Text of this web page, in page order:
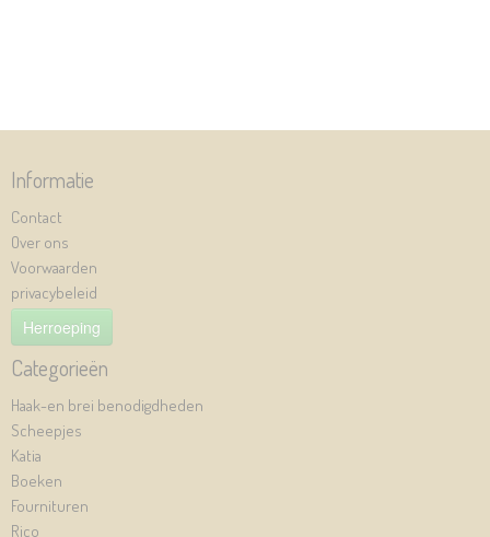
Informatie
Contact
Over ons
Voorwaarden
privacybeleid
Herroeping
Categorieën
Haak-en brei benodigdheden
Scheepjes
Katia
Boeken
Fournituren
Rico